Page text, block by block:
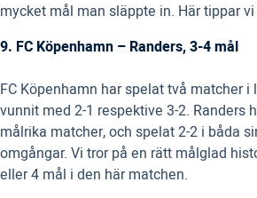
mycket mål man släppte in. Här tippar
9. FC Köpenhamn – Randers, 3-4 mål
FC Köpenhamn har spelat två matcher i
vunnit med 2-1 respektive 3-2. Randers
målrika matcher, och spelat 2-2 i båda
omgångar. Vi tror på en rätt målglad
eller 4 mål i den här matchen.